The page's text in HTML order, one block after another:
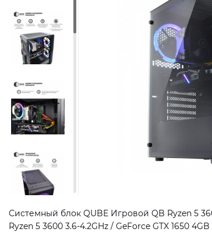
Системный блок QUBE Игровой QB Ryzen 5
Ryzen 5 3600 3.6-4.2GHz / GeForce GTX 1650